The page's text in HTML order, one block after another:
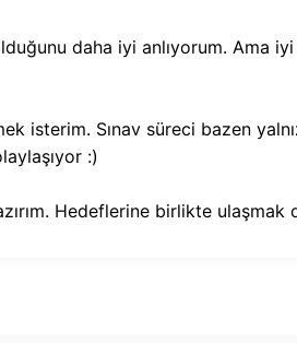
daha iyi anlıyorum. Ama
isterim. Sınav süreci bazen
:)
Hedeflerine birlikte ulaşmak